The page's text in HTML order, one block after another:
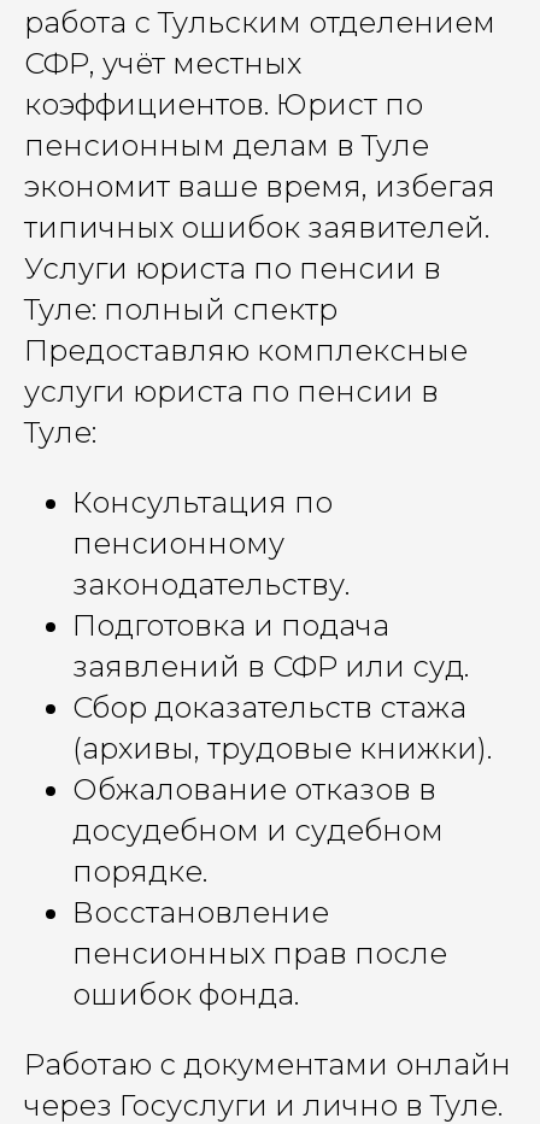
работа с Тульским отделением
СФР, учёт местных
коэффициентов. Юрист по
пенсионным делам в Туле
экономит ваше время, избегая
типичных ошибок заявителей.
Услуги юриста по пенсии в
Туле: полный спектр
Предоставляю комплексные
услуги юриста по пенсии в
Туле:
Консультация по
пенсионному
законодательству.
Подготовка и подача
заявлений в СФР или суд.
Сбор доказательств стажа
(архивы, трудовые книжки).
Обжалование отказов в
досудебном и судебном
порядке.
Восстановление
пенсионных прав после
ошибок фонда.
Работаю с документами онлайн
через Госуслуги и лично в Туле.